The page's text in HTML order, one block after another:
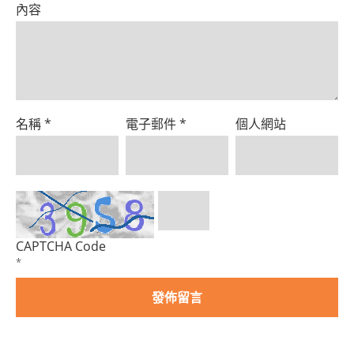
內容
名稱* 電子郵件* 個人網站
CAPTCHA Code
*